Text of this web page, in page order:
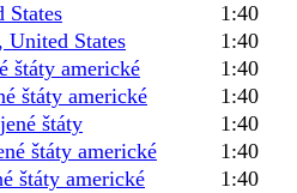
States
1:40
United States
1:40
štáty americké
1:40
štáty americké
1:40
štáty
1:40
štáty americké
1:40
štáty americké
1:40